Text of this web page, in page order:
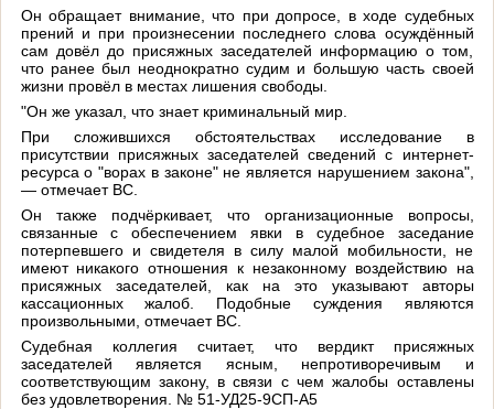
Он обращает внимание, что при допросе, в ходе судебных
прений и при произнесении последнего слова осуждённый
сам довёл до присяжных заседателей информацию о том,
что ранее был неоднократно судим и большую часть своей
жизни провёл в местах лишения свободы.
"Он же указал, что знает криминальный мир.
При сложившихся обстоятельствах исследование в
присутствии присяжных заседателей сведений с интернет-
ресурса о "ворах в законе" не является нарушением закона",
— отмечает ВС.
Он также подчёркивает, что организационные вопросы,
связанные с обеспечением явки в судебное заседание
потерпевшего и свидетеля в силу малой мобильности, не
имеют никакого отношения к незаконному воздействию на
присяжных заседателей, как на это указывают авторы
кассационных жалоб. Подобные суждения являются
произвольными, отмечает ВС.
Судебная коллегия считает, что вердикт присяжных
заседателей является ясным, непротиворечивым и
соответствующим закону, в связи с чем жалобы оставлены
без удовлетворения. № 51-УД25-9СП-А5